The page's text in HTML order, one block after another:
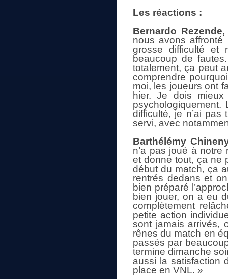
Les réactions :
Bernardo
nous avons
grosse difficulté et
beaucoup de
totalement, ça peut
comprendre
moi, les joueurs ont
hier. Je dois
difficulté, je n’ai
servi, avec
Barthélémy
n’a pas joué à
et donne tout, ça ne
début du match, ça
rentrés dedans et
bien préparé
bien jouer, on a eu
complètement
petite action
sont jamais arrivés,
rênes du match en
passés par
termine dimanche
aussi la satisfaction
place en VNL. »